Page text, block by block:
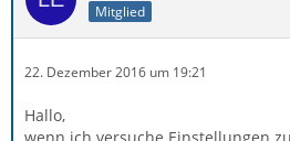
Mitglied
22. Dezember 2016 um 19:21
Hallo,